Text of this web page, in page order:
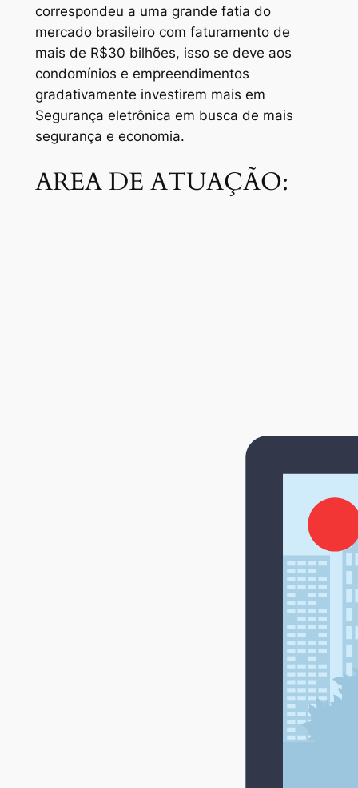
correspondeu a uma grande fatia do
mercado brasileiro com faturamento de
mais de R$30 bilhões, isso se deve aos
condomínios e empreendimentos
gradativamente investirem mais em
Segurança eletrônica em busca de mais
segurança e economia.
AREA DE ATUAÇÃO: